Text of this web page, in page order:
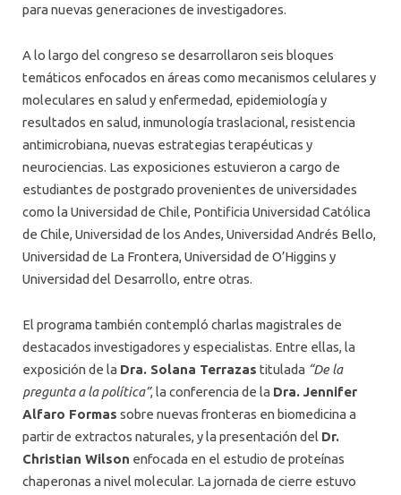
para nuevas generaciones de investigadores.
A lo largo del congreso se desarrollaron seis bloques
temáticos enfocados en áreas como mecanismos celulares y
moleculares en salud y enfermedad, epidemiología y
resultados en salud, inmunología traslacional, resistencia
antimicrobiana, nuevas estrategias terapéuticas y
neurociencias. Las exposiciones estuvieron a cargo de
estudiantes de postgrado provenientes de universidades
como la Universidad de Chile, Pontificia Universidad Católica
de Chile, Universidad de los Andes, Universidad Andrés Bello,
Universidad de La Frontera, Universidad de O’Higgins y
Universidad del Desarrollo, entre otras.
El programa también contempló charlas magistrales de
destacados investigadores y especialistas. Entre ellas, la
exposición de la Dra. Solana Terrazas titulada “De la
pregunta a la política”, la conferencia de la Dra. Jennifer
Alfaro Formas sobre nuevas fronteras en biomedicina a
partir de extractos naturales, y la presentación del Dr.
Christian Wilson enfocada en el estudio de proteínas
chaperonas a nivel molecular. La jornada de cierre estuvo